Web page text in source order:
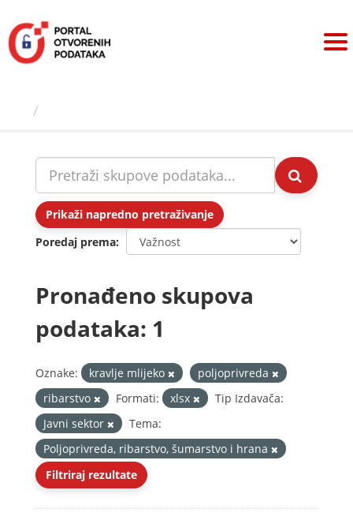
sadržaj
Prikaži napredno pretraživanje
Poredaj prema
Pronađeno skupova
podataka: 1
Oznake: kravlje mlijeko
poljoprivreda
ribarstvo
Formati: xlsx
Tip Izdavača:
Javni sektor
Tema:
Poljoprivreda, ribarstvo, šumarstvo i hrana
Filtriraj rezultate